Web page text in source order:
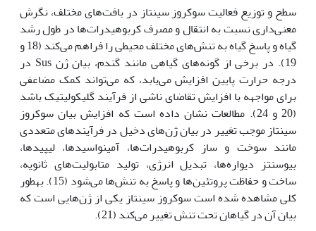
سطح و توزیع فعالیت سوکروز سینتاز در بافت‌های مختلف، نگرش
معنی‌داری نسبت به انتقال و مصرف کربوهیدرات‌ها در طول رشد
گیاه و پاسخ گیاه به تنش‌های مختلف محیطی را فراهم می‌کند (18 و
19). در برخی از گونه‌های گیاهی مانند گندم، بیان ژن Sus در
درجه حرارت پایین افزایش می‌یابد، که می‌تواند کمک مضاعفی
برای مواجهه با افزایش تقاضای ناشی از فرآیند گلیکولیتیک باشد
(20 و 24). مطالعات نشان داده است که افزایش بیان سوکروز
سینتاز موجب تغییر در بیان ژن‌های دخیل در فرآیندهای متعددی
مانند سوخت و ساز کربوهیدرات‌ها، آمینواسیدها، لیپیدها،
بیوسنتز دیواره‌ها، تبدیل انرژی، تولید متابولیت‌های ثانویه،
ساخت و حفاظت پروتئین‌ها و پاسخ به تنش‌ها می‌شود (15). به‏طور
کلی مشاهده شده است سوکروز سینتاز یکی از ژن‌هایی است که
بیان آن در گیاهان تحت تنش تغییر می‌کند (21).